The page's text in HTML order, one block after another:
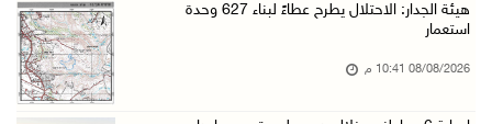
الجامعة العربية الأمريكية تختتم فعاليات تخريج ...
هيئة الجدار: الاحتلال يطرح عطاءً لبناء 627 وحدة
استعمار
08/08/2026 10:41 م